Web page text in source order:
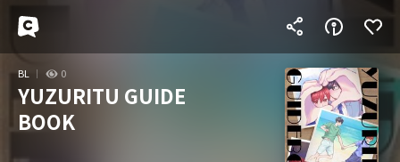
BL 0
YUZURITU GUIDE
BOOK